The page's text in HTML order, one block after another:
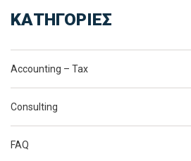
ΚΑΤΗΓΟΡΙΕΣ
Accounting – Tax
Consulting
FAQ